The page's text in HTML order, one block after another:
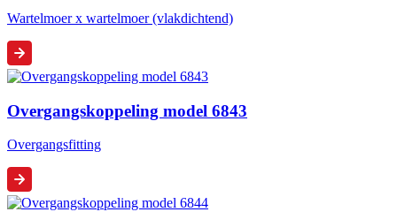
Wartelmoer x wartelmoer (vlakdichtend)
Overgangskoppeling model 6843
Overgangsfitting